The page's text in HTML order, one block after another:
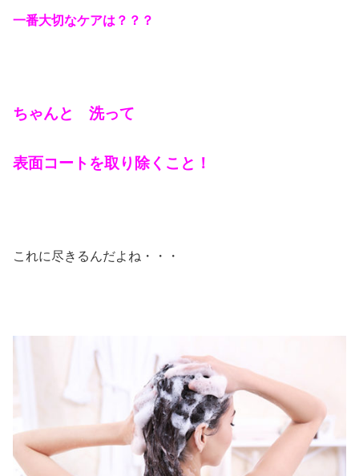
一番大切なケアは？？？
ちゃんと 洗って
表面コートを取り除くこと！
これに尽きるんだよね・・・